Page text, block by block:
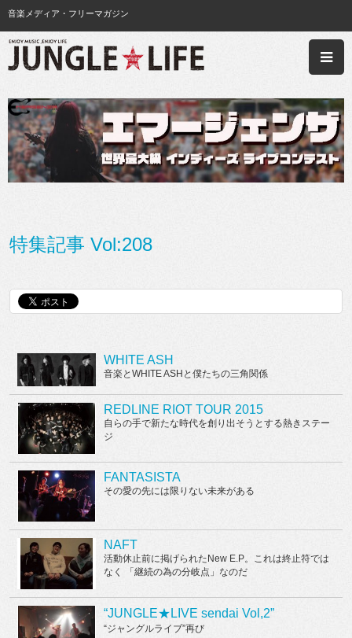
音楽メディア・フリーマガジン
特集記事 Vol:208
WHITE ASH
音楽とWHITE ASHと僕たちの三角関係
REDLINE RIOT TOUR 2015
自らの手で新たな時代を創り出そうとする熱きステー
ジ
FANTASISTA
その愛の先には限りない未来がある
NAFT
活動休止前に掲げられたNew E.P。これは終止符では
なく 「継続の為の分岐点」なのだ
“JUNGLE★LIVE sendai Vol,2”
“ジャングルライブ”再び